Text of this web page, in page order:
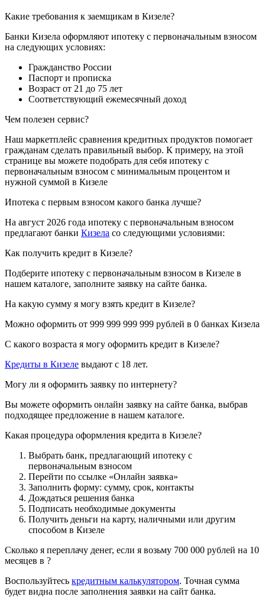
Какие требования к заемщикам в Кизеле?
Банки Кизела оформляют ипотеку с первоначальным взносом
на следующих условиях:
Гражданство России
Паспорт и прописка
Возраст от 21 до 75 лет
Соответствующий ежемесячный доход
Чем полезен сервис?
Наш маркетплейс сравнения кредитных продуктов помогает
гражданам сделать правильный выбор. К примеру, на этой
странице вы можете подобрать для себя ипотеку с
первоначальным взносом с минимальным процентом и
нужной суммой в Кизеле
Ипотека с первым взносом какого банка лучше?
На август 2026 года ипотеку с первоначальным взносом
предлагают банки Кизела со следующими условиями:
Как получить кредит в Кизеле?
Подберите ипотеку с первоначальным взносом в Кизеле в
нашем каталоге, заполните заявку на сайте банка.
На какую сумму я могу взять кредит в Кизеле?
Можно оформить от 999 999 999 999 рублей в 0 банках Кизела
С какого возраста я могу оформить кредит в Кизеле?
Кредиты в Кизеле выдают с 18 лет.
Могу ли я оформить заявку по интернету?
Вы можете оформить онлайн заявку на сайте банка, выбрав
подходящее предложение в нашем каталоге.
Какая процедура оформления кредита в Кизеле?
Выбрать банк, предлагающий ипотеку с
первоначальным взносом
Перейти по ссылке «Онлайн заявка»
Заполнить форму: сумму, срок, контакты
Дождаться решения банка
Подписать необходимые документы
Получить деньги на карту, наличными или другим
способом в Кизеле
Сколько я переплачу денег, если я возьму 700 000 рублей на 10
месяцев в ?
Воспользуйтесь кредитным калькулятором. Точная сумма
будет видна после заполнения заявки на сайт банка.